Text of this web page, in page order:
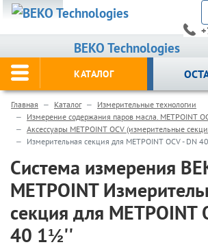
BEKO Technologies
КАТАЛОГ
Главная Каталог
Измерительные технологии
Измерение содержания паров масла. METPOINT
Аксессуары METPOINT OCV (измерительные
Измерительная секция для METPOINT OCV - DN
Система измерения
METPOINT
секция для METPOINT
40 1½''